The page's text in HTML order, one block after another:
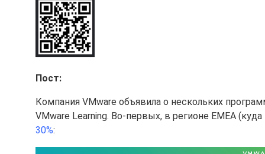
Пост:
Компания VMware объявила о нескольких
VMware Learning. Во-первых, в регионе EMEA
30%: